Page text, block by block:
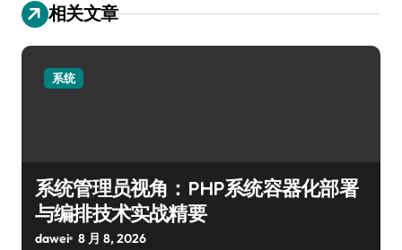
相关文章
系统
系统管理员视角：PHP系统容器化部署
与编排技术实战精要
dawei 8 月 8, 2026